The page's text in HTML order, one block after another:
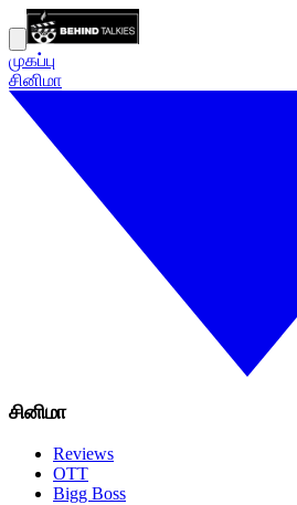
முகப்பு
சினிமா
சினிமா
Reviews
OTT
Bigg Boss